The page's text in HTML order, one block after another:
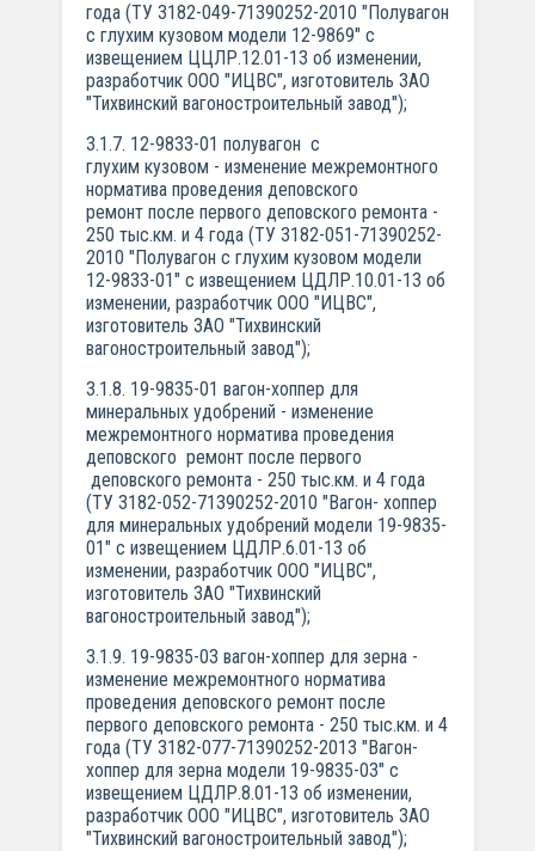
года (ТУ 3182-049-71390252-2010 "Полувагон
с глухим кузовом модели 12-9869" с
извещением ЦЦЛР.12.01-13 об изменении,
разработчик ООО "ИЦВС", изготовитель ЗАО
"Тихвинский вагоностроительный завод");
3.1.7. 12-9833-01 полувагон с
глухим кузовом - изменение межремонтного
норматива проведения деповского
ремонт после первого деповского ремонта -
250 тыс.км. и 4 года (ТУ 3182-051-71390252-
2010 "Полувагон с глухим кузовом модели
12-9833-01" с извещением ЦДЛР.10.01-13 об
изменении, разработчик ООО "ИЦВС",
изготовитель ЗАО "Тихвинский
вагоностроительный завод");
3.1.8. 19-9835-01 вагон-хоппер для
минеральных удобрений - изменение
межремонтного норматива проведения
деповского ремонт после первого
деповского ремонта - 250 тыс.км. и 4 года
(ТУ 3182-052-71390252-2010 "Вагон- хоппер
для минеральных удобрений модели 19-9835-
01" с извещением ЦДЛР.6.01-13 об
изменении, разработчик ООО "ИЦВС",
изготовитель ЗАО "Тихвинский
вагоностроительный завод");
3.1.9. 19-9835-03 вагон-хоппер для зерна -
изменение межремонтного норматива
проведения деповского ремонт после
первого деповского ремонта - 250 тыс.км. и 4
года (ТУ 3182-077-71390252-2013 "Вагон-
хоппер для зерна модели 19-9835-03" с
извещением ЦДЛР.8.01-13 об изменении,
разработчик ООО "ИЦВС", изготовитель ЗАО
"Тихвинский вагоностроительный завод");